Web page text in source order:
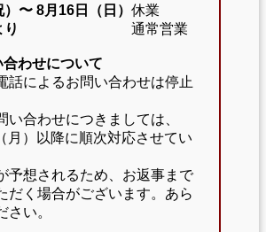
）〜 8月16日（日） 休業
通常営業
わせについて
話によるお問い合わせは停止
い合わせにつきましては、
月）以降に順次対応させてい
予想されるため、お返事まで
だく場合がございます。あら
さい。